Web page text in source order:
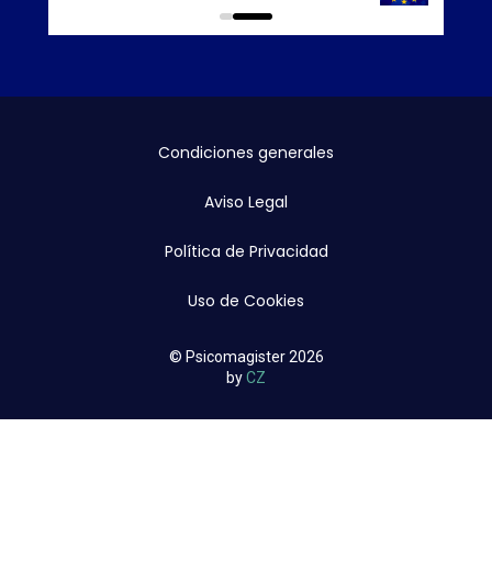
0 1
Condiciones generales
Aviso Legal
Política de Privacidad
Uso de Cookies
© Psicomagister 2026
byCZ